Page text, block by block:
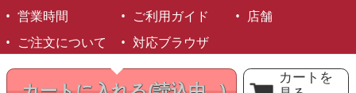
カートを
営業時間
ご利用ガイド
店舗
ご注文について
対応ブラウザ
©1999-2026 NARANJA Inc. All Rights Reserved.